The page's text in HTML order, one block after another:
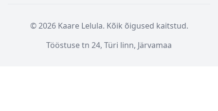
© 2026 Kaare Lelula. Kõik õigused kaitstud.
Tööstuse tn 24, Türi linn, Järvamaa